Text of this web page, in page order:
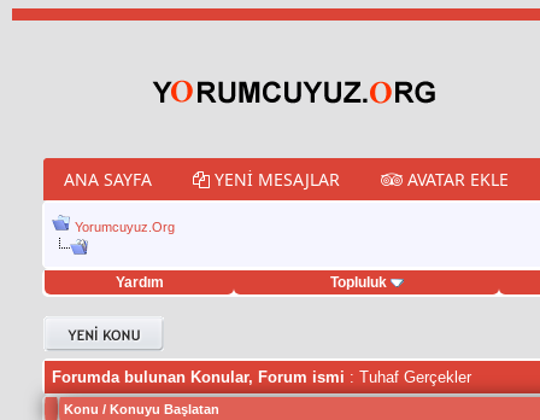
ANA SAYFA YENI MESAJLAR AVATAR EKLE
Yorumcuyuz.Org
Yardım Topluluk
hilesi
Forumda bulunan Konular, Forum ismi : Tuhaf Gerçekler
Konu / Konuyu Başlatan